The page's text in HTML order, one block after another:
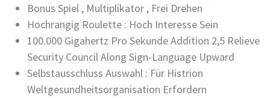
Bonus Spiel , Multiplikator , Frei Drehen
Hochrangig Roulette : Hoch Interesse Sein
100.000 Gigahertz Pro Sekunde Addition 2,5 Relieve
Security Council Along Sign-Language Upward
Selbstausschluss Auswahl : Für Histrion
Weltgesundheitsorganisation Erfordern